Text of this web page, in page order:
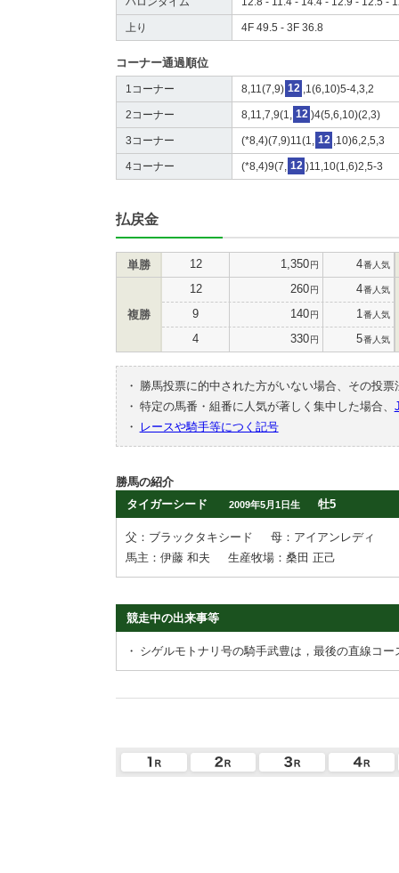
上り 4F 49.5 - 3F 36.8
コーナー通過順位
1コーナー 8,11(7,9) 12 ,1(6,10)5-4,3,2
2コーナー 8,11,7,9(1, 12 )4(5,6,10)(2,3)
3コーナー (*8,4)(7,9)11(1, 12 ,10)6,2,5,3
4コーナー (*8,4)9(7, 12 )11,10(1,6)2,5-3
払戻金
単勝 12 1,350円 4番人気
複勝
12 260円 4番人気
9 140円 1 番人気
4 330円 5番人気
・
勝馬投票に的中された方がいない場合、その投
・ 特定の馬番・組番に人気が著しく集中した場合、
・
レースや騎手等につく記号
勝馬の紹介
タイガーシード
2009年5月1日生 牡5
父：ブラックタキシード
母：アイアンレディ
馬主：伊藤 和夫
生産牧場：桑田 正己
競走中の出来事等
・ シゲルモトナリ号の騎手武豊は，最後の直線コ